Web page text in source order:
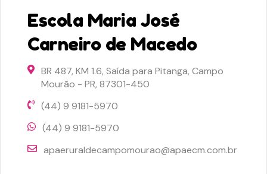
Escola Maria José
Carneiro de Macedo
BR 487, KM 1.6, Saída para Pitanga, Campo
Mourão - PR, 87301-450
(44) 9 9181-5970
(44) 9 9181-5970
apaeruraldecampomourao@apaecm.com.br